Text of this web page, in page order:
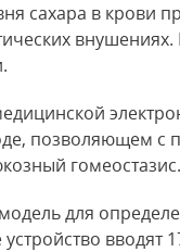
сахара в крови
позволяющем
гомеостазис.
для
вводят